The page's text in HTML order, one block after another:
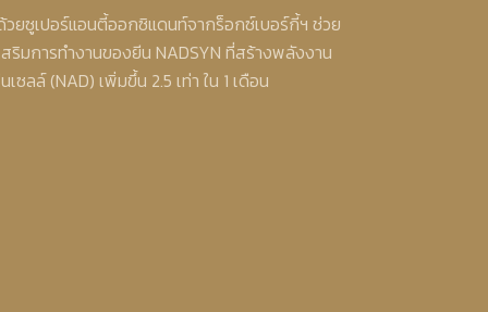
วยซูเปอร์แอนตี้ออกซิแดนท์จากร็อกซ์เบอร์กี้ฯ ช่วย
สริมการทำงานของยีน NADSYN ที่สร้างพลังงาน
เซลล์ (NAD) เพิ่มขึ้น 2.5 เท่า ใน 1 เดือน